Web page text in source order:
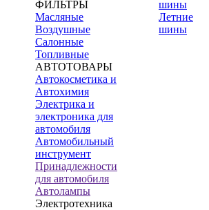
ФИЛЬТРЫ
Масляные
Воздушные
Салонные
Топливные
АВТОТОВАРЫ
Автокосметика и
Автохимия
Электрика и
электроника для
автомобиля
Автомобильный
инструмент
Принадлежности
для автомобиля
Автолампы
Электротехника
шины
Летние
шины